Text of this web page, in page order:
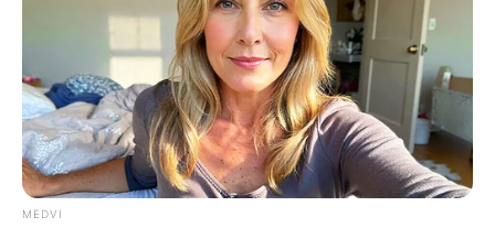
Ανακαλύψτε περισσότερα άρθρα στα αποτελέσματα
αναζήτησης.
MEDVI